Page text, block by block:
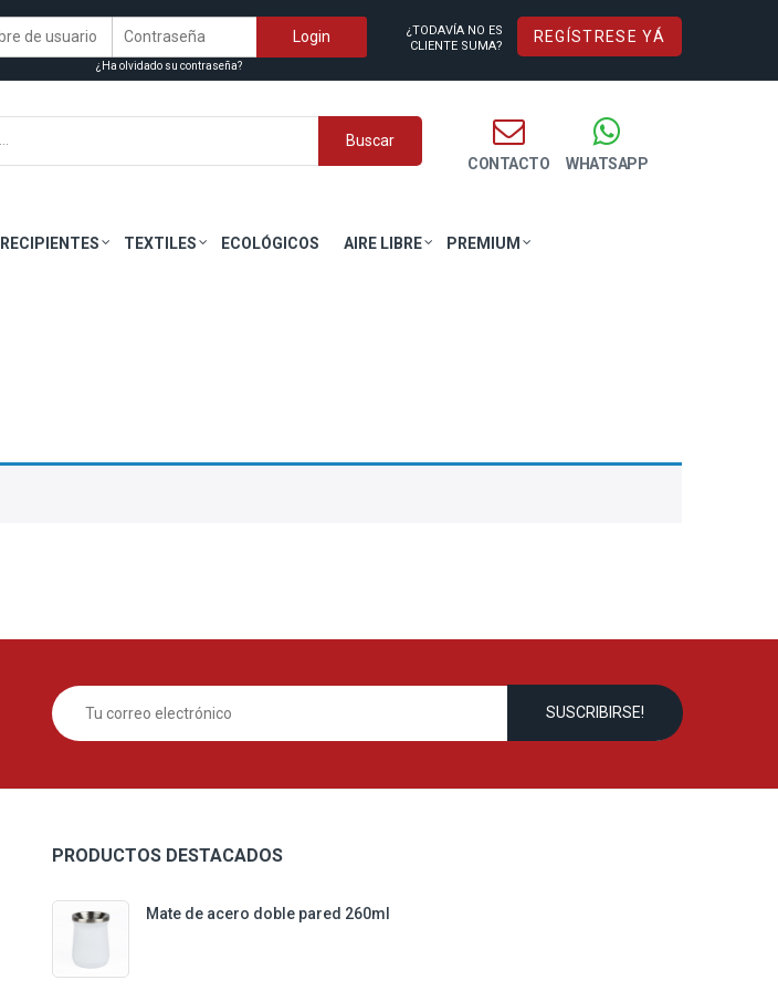
¿Ha olvidado su contraseña?
¿TODAVÍA NO ES
CLIENTE SUMA?
REGÍSTRESE YÁ
WHATSAPP
CONTACTO
Buscar
RECIPIENTES TEXTILES ECOLÓGICOS AIRE LIBRE PREMIUM
PRODUCTOS DESTACADOS
Mate de acero doble pared 260ml